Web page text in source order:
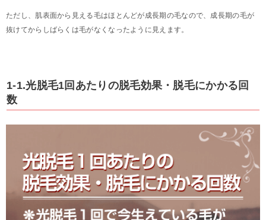
ただし、肌表面から見える毛はほとんどが成長期の毛なので、成長期の毛が
抜けてからしばらくは毛がなくなったように見えます。
1-1.光脱毛1回あたりの脱毛効果・脱毛にかかる回
数